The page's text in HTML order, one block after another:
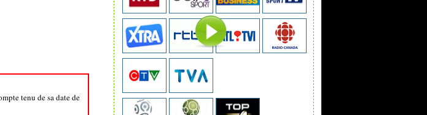
tenu de sa date de